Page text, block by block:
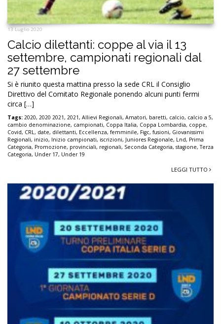
13 Luglio 2020
Calcio dilettanti: coppe al via il 13
settembre, campionati regionali dal
27 settembre
Si è riunito questa mattina presso la sede CRL il Consiglio
Direttivo del Comitato Regionale ponendo alcuni punti fermi
circa […]
Tags: 2020, 2020 2021, 2021, Allievi Regionali, Amatori, baretti, calcio, calcio a 5,
cambio denominazione, campionati, Coppa Italia, Coppa Lombardia, coppe,
Covid, CRL, date, dilettanti, Eccellenza, femminile, Figc, fusioni, Giovanissimi
Regionali, inizio, Inizio campionati, iscrizioni, Juniores Regionale, Lnd, Prima
Categoria, Promozione, provinciali, regionali, Seconda Categoria, stagione,Terza
Categoria, Under 17, Under 19
LEGGI TUTTO